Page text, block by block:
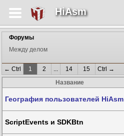
HiAsm
Форумы
Между делом
← Ctrl 1 2 ... 14 15
Ctrl →
Название
География пользователей HiAsm
ScriptEvents и SDKBtn